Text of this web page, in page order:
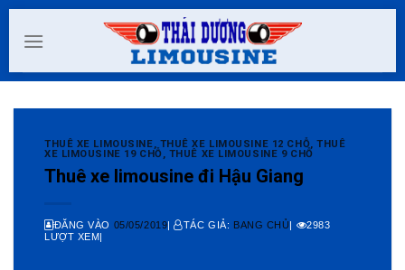
Skip
THUÊ XE LIMOUSINE, THUÊ XE LIMOUSINE 12 CHỖ,THUÊ
XE LIMOUSINE 19 CHỖ, THUÊ XE LIMOUSINE 9 CHỖ
Thuê xe limousine đi Hậu Giang
ĐĂNG VÀO 05/05/2019| TÁC GIẢ: BANG CHỦ|
2983
LƯỢT XEM|